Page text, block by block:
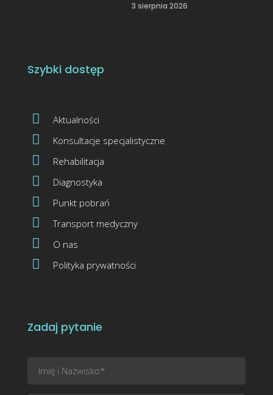
3 sierpnia 2026
Szybki dostęp
Aktualności
Konsultacje specjalistyczne
Rehabilitacja
Diagnostyka
Punkt pobrań
Transport medyczny
O nas
Polityka prywatności
Zadaj pytanie